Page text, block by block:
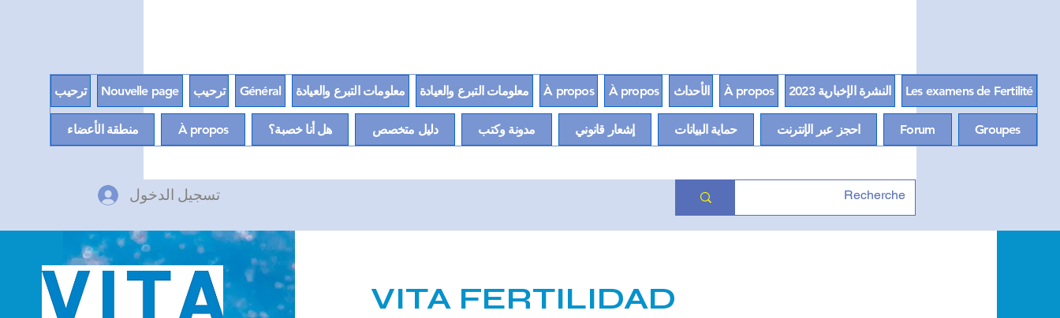
ترحيب Nouvelle page ترحيب Général معلومات التبرع والعيادة معلومات التبرع والعيادة À propos À propos الأحداث À propos النشرة الإخبارية 2023 Les examens de Fertilité
منطقة الأعضاء À propos هل أنا خصبة؟ دليل متخصص مدونة وكتب إشعار قانوني حماية البيانات احجز عبر الإنترنت Forum Groupes
تسجيل الدخول
VITA FERTILIDAD